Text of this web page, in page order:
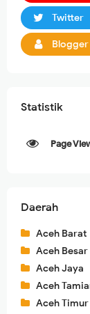
Twitter
Blogger
Statistik
Daerah
Aceh Barat
Aceh Besar
Aceh Jaya
Aceh
Aceh Timur